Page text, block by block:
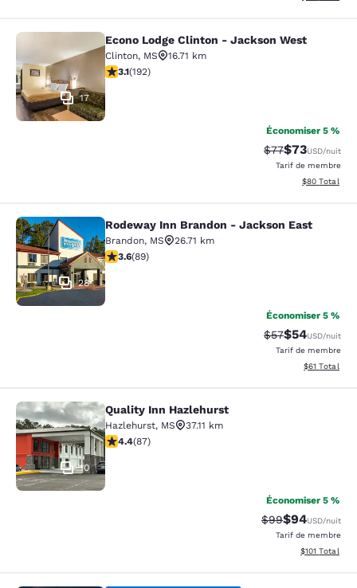
Econo Lodge Clinton - Jackson
17
Econo Lodge Clinton - Jackson West
Clinton, MS
16.71 km
3.14 étoiles. Bien. 192 commentaires
3.1(192)
Économiser 5 %
Tarif barré :
$77Tarif réduit :
$73USD/nuit
Tarif de membre
Afficher les
$80 Total
Rodeway Inn Brandon - Jackson
28
Rodeway Inn Brandon - Jackson East
Brandon, MS
26.71 km
3.56 étoiles. Bien. 89 commentaires
3.6(89)
Économiser 5 %
Tarif barré :
$57Tarif réduit :
$54USD/nuit
Tarif de membre
Afficher les
$61 Total
Quality Inn Hazlehurst
10
Quality Inn Hazlehurst
Hazlehurst, MS
37.11 km
4.4 étoiles. Excellent. 87 commentaires
4.4(87)
Économiser 5 %
Tarif barré :
$99Tarif réduit :
$94USD/nuit
Tarif de membre
Afficher les
$101 Total